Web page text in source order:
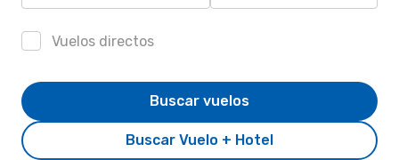
Vuelos directos
Buscar Vuelo + Hotel
Buscar vuelos